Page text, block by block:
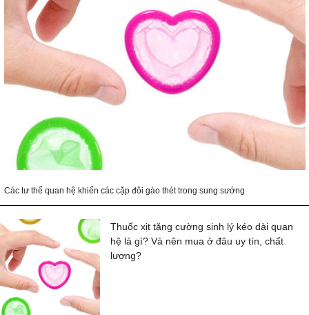
Các tư thế quan hệ khiến các cặp đôi gào thét trong sung sướng
Thuốc xịt tăng cường sinh lý kéo dài quan
hệ là gì? Và nên mua ở đâu uy tín, chất
lượng?